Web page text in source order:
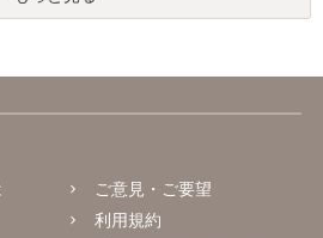
ご意見・ご要望
利用規約